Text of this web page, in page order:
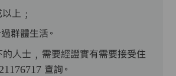
上﹔
群體生活。
人士﹐需要經證實有需要接受住
查詢。